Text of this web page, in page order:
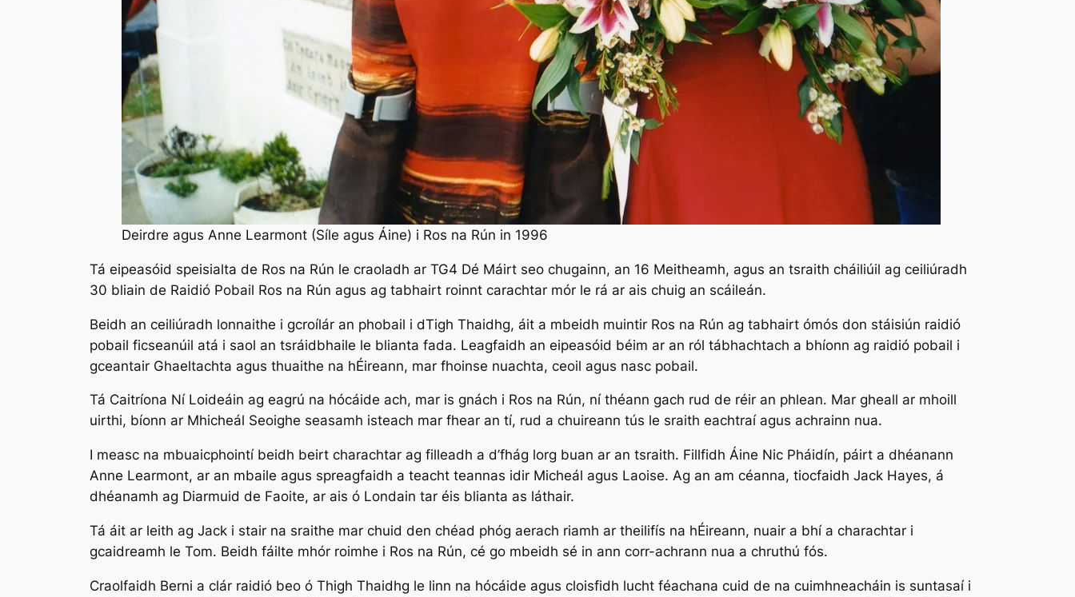
Deirdre agus Anne Learmont (Síle agus Áine) i Ros na Rún in 1996
Tá eipeasóid speisialta de Ros na Rún le craoladh ar TG4 Dé Máirt seo chugainn, an 16 Meitheamh, agus an tsraith cháiliúil ag ceiliúradh
30 bliain de Raidió Pobail Ros na Rún agus ag tabhairt roinnt carachtar mór le rá ar ais chuig an scáileán.
Beidh an ceiliúradh lonnaithe i gcroílár an phobail i dTigh Thaidhg, áit a mbeidh muintir Ros na Rún ag tabhairt ómós don stáisiún raidió
pobail ficseanúil atá i saol an tsráidbhaile le blianta fada. Leagfaidh an eipeasóid béim ar an ról tábhachtach a bhíonn ag raidió pobail i
gceantair Ghaeltachta agus thuaithe na hÉireann, mar fhoinse nuachta, ceoil agus nasc pobail.
Tá Caitríona Ní Loideáin ag eagrú na hócáide ach, mar is gnách i Ros na Rún, ní théann gach rud de réir an phlean. Mar gheall ar mhoill
uirthi, bíonn ar Mhicheál Seoighe seasamh isteach mar fhear an tí, rud a chuireann tús le sraith eachtraí agus achrainn nua.
I measc na mbuaicphointí beidh beirt charachtar ag filleadh a d’fhág lorg buan ar an tsraith. Fillfidh Áine Nic Pháidín, páirt a dhéanann
Anne Learmont, ar an mbaile agus spreagfaidh a teacht teannas idir Micheál agus Laoise. Ag an am céanna, tiocfaidh Jack Hayes, á
dhéanamh ag Diarmuid de Faoite, ar ais ó Londain tar éis blianta as láthair.
Tá áit ar leith ag Jack i stair na sraithe mar chuid den chéad phóg aerach riamh ar theilifís na hÉireann, nuair a bhí a charachtar i
gcaidreamh le Tom. Beidh fáilte mhór roimhe i Ros na Rún, cé go mbeidh sé in ann corr-achrann nua a chruthú fós.
Craolfaidh Berni a clár raidió beo ó Thigh Thaidhg le linn na hócáide agus cloisfidh lucht féachana cuid de na cuimhneacháin is suntasaí i